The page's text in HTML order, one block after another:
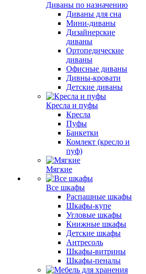
Диваны по назначению
Диваны для сна
Мини-диваны
Дизайнерские
диваны
Ортопедические
диваны
Офисные диваны
Дивны-кровати
Детские диваны
Кресла и пуфы
Кресла
Пуфы
Банкетки
Комлект (кресло и
пуф)
Мягкие
Все шкафы
Распашные шкафы
Шкафы-купе
Угловые шкафы
Книжные шкафы
Детские шкафы
Антресоль
Шкафы-витрины
Шкафы-пеналы